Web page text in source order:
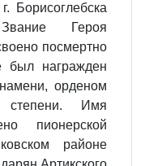
Борисоглебска
Героя
посмертно
был награжден
орденом
степени. Имя
пионерской
районе